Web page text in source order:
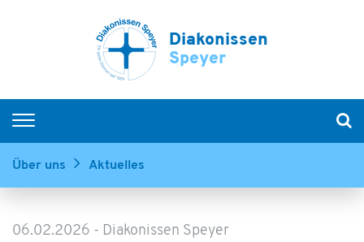
Diakonissen
Speyer
Krankenhäuser
Über uns Aktuelles
06.02.2026 - Diakonissen Speyer